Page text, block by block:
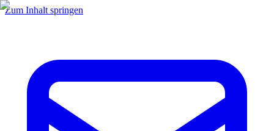
Zum Inhalt springen